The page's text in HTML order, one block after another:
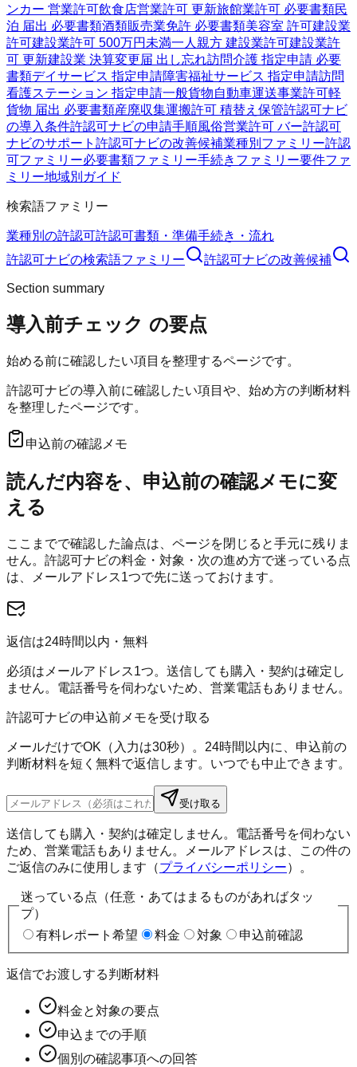
ンカー 営業許可飲食店営業許可 更新旅館業許可 必要書類民
泊 届出 必要書類酒類販売業免許 必要書類美容室 許可建設業
許可建設業許可 500万円未満一人親方 建設業許可建設業許
可 更新建設業 決算変更届 出し忘れ訪問介護 指定申請 必要
書類デイサービス 指定申請障害福祉サービス 指定申請訪問
看護ステーション 指定申請一般貨物自動車運送事業許可軽
貨物 届出 必要書類産廃収集運搬許可 積替え保管許認可ナビ
の導入条件許認可ナビの申請手順風俗営業許可 バー許認可
ナビのサポート 許認可ナビの改善候補業種別ファミリー許認
可ファミリー必要書類ファミリー手続きファミリー要件ファ
ミリー地域別ガイド
検索語ファミリー
業種別の許認可許認可書類・準備手続き・流れ
許認可ナビの検索語ファミリー 許認可ナビの改善候補
Section summary
導入前チェック の要点
始める前に確認したい項目を整理するページです。
許認可ナビの導入前に確認したい項目や、始め方の判断材料
を整理したページです。
申込前の確認メモ
読んだ内容を、申込前の確認メモに変
える
ここまでで確認した論点は、ページを閉じると手元に残りま
せん。 許認可ナビの料金・対象・次の進め方で迷っている点
は、メールアドレス1つで先に送っておけます。
返信は24時間以内・無料
必須はメールアドレス1つ。送信しても購入・契約は確定し
ません。電話番号を伺わないため、営業電話もありません。
許認可ナビの申込前メモを受け取る
メールだけでOK（入力は30秒）。24時間以内に、申込前の
判断材料を短く無料で返信します。いつでも中止できます。
受け取る
送信しても購入・契約は確定しません。電話番号を伺わない
ため、営業電話もありません。メールアドレスは、この件の
ご返信のみに使用します（プライバシーポリシー）。
迷っている点（任意・あてはまるものがあればタッ
プ）
有料レポート希望
料金 対象 申込前確認
返信でお渡しする判断材料
料金と対象の要点
申込までの手順
個別の確認事項への回答